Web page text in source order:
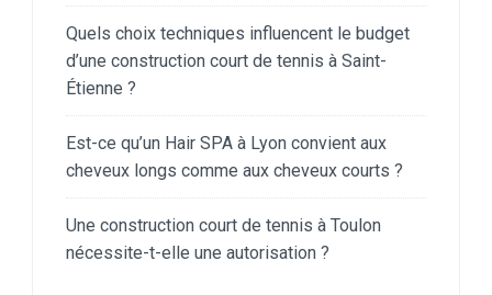
Quels choix techniques influencent le budget
d’une construction court de tennis à Saint-
Étienne ?
Est-ce qu’un Hair SPA à Lyon convient aux
cheveux longs comme aux cheveux courts ?
Une construction court de tennis à Toulon
nécessite-t-elle une autorisation ?